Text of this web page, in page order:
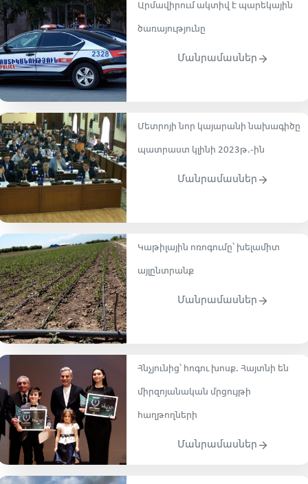
Արմավիրում ակտիվ է պարեկային
ծառայությունը
Մանրամասներ
Մետրոյի նոր կայարանի նախագիծը
պատրաստ կլինի 2023թ.-ին
Մանրամասներ
Կաթիլային ոռոգումը՝ խելամիտ
այլընտրանք
Մանրամասներ
Հնչյունից՝ հոգու խոսք. Հայտնի են
միրզոյանական մրցույթի
հաղթողների
Մանրամասներ